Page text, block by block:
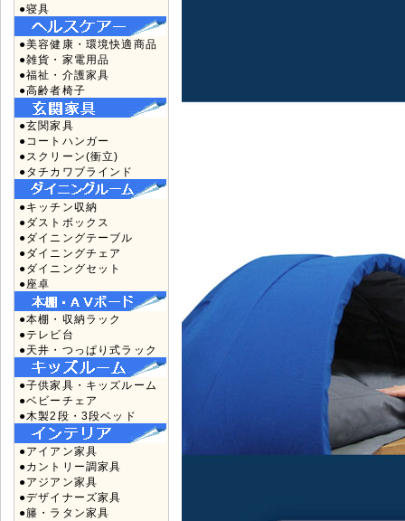
●寝具
●美容健康・環境快適商品
●雑貨・家電用品
●福祉・介護家具
●高齢者椅子
●玄関家具
●コートハンガー
●スクリーン(衝立)
●タチカワブラインド
●キッチン収納
●ダストボックス
●ダイニングテーブル
●ダイニングチェア
●ダイニングセット
●座卓
●本棚・収納ラック
●テレビ台
●天井・つっぱり式ラック
●子供家具・キッズルーム
●ベビーチェア
●木製2段・3段ベッド
●アイアン家具
●カントリー調家具
●アジアン家具
●デザイナーズ家具
●籐・ラタン家具